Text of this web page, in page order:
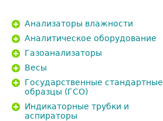
Анализаторы влажности
Аналитическое оборудование
Газоанализаторы
Весы
Государственные стандартные
образцы (ГСО)
Индикаторные трубки и
аспираторы